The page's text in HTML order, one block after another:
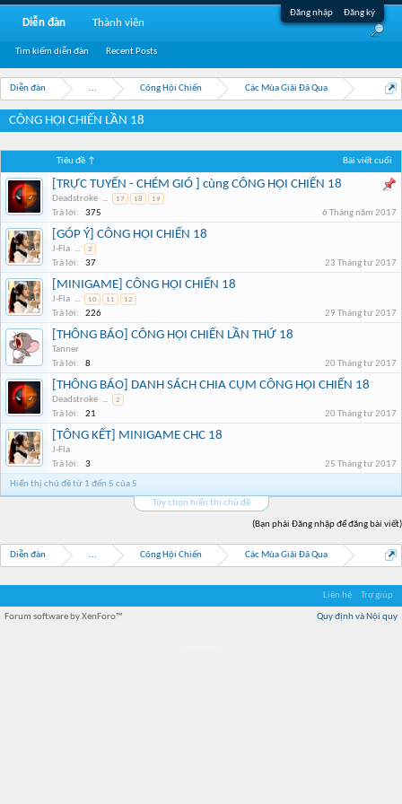
Đăng nhập Đăng ký
Diễn đàn ... Công Hội Chiến Các Mùa Giải Đã Qua
CÔNG HỘI CHIẾN LẦN 18
Tiêu đề ↑ Bài viết cuối
[TRỰC TUYẾN - CHÉM GIÓ ] cùng CÔNG HỘI CHIẾN 18
Deadstroke ... 17 18 19
Trả lời: 375 6 Tháng năm 2017
[GÓP Ý] CÔNG HỘI CHIẾN 18
J-Fla ... 2
Trả lời: 37 23 Tháng tư 2017
[MINIGAME] CÔNG HỘI CHIẾN 18
J-Fla ... 10 11 12
Trả lời: 226 29 Tháng tư 2017
[THÔNG BÁO] CÔNG HỘI CHIẾN LẦN THỨ 18
Tanner
Trả lời:
8 20 Tháng tư 2017
[THÔNG BÁO] DANH SÁCH CHIA CỤM CÔNG HỘI CHIẾN 18
Deadstroke ... 2
Trả lời: 21 20 Tháng tư 2017
[TÔNG KẾT] MINIGAME CHC 18
J-Fla
Trả lời:
3
25 Tháng tư 2017
Hiển thị chủ đề từ 1 đến 5 của 5
Tùy chọn hiển thị chủ đề
(Bạn phải Đăng nhập để đăng bài viết)
Diễn đàn ... Công Hội Chiến Các Mùa Giải Đã Qua
Diễn đàn
Tìm kiếm diễn đàn Recent Posts
Thành viên
Liên hệ Trợ giúp
Quy định và Nội quy
Forum software by XenForo™